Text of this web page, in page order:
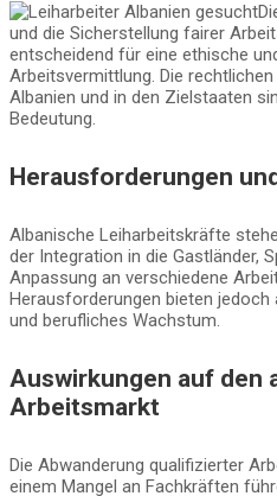
und die Sicherstellung fairer
entscheidend für eine ethische
Arbeitsvermittlung. Die
Albanien und in den Zielstaaten
Bedeutung.
Herausforderungen
Albanische Leiharbeitskräfte
der Integration in die Gastländer,
Anpassung an verschiedene
Herausforderungen bieten
und berufliches Wachstum.
Auswirkungen auf den
Arbeitsmarkt
Die Abwanderung qualifizierter
einem Mangel an Fachkräften